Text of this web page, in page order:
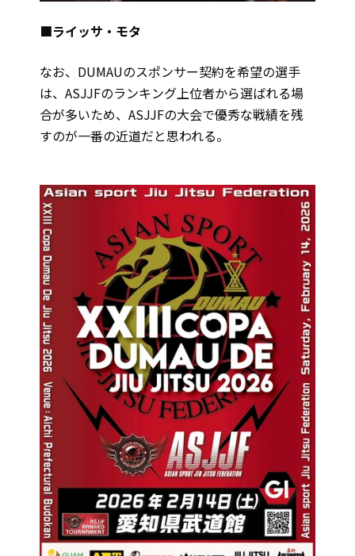
■ライッサ・モタ
なお、DUMAUのスポンサー契約を希望の選手
は、ASJJFのランキング上位者から選ばれる場
合が多いため、ASJJFの大会で優秀な戦績を残
すのが一番の近道だと思われる。